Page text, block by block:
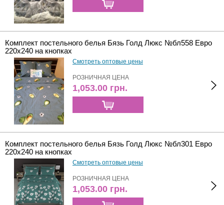
Комплект постельного белья Бязь Голд Люкс №бл558 Евро
220х240 на кнопках
Смотреть оптовые цены
РОЗНИЧНАЯ ЦЕНА
1,053.00 грн.
Комплект постельного белья Бязь Голд Люкс №бл301 Евро
220х240 на кнопках
Смотреть оптовые цены
РОЗНИЧНАЯ ЦЕНА
1,053.00 грн.